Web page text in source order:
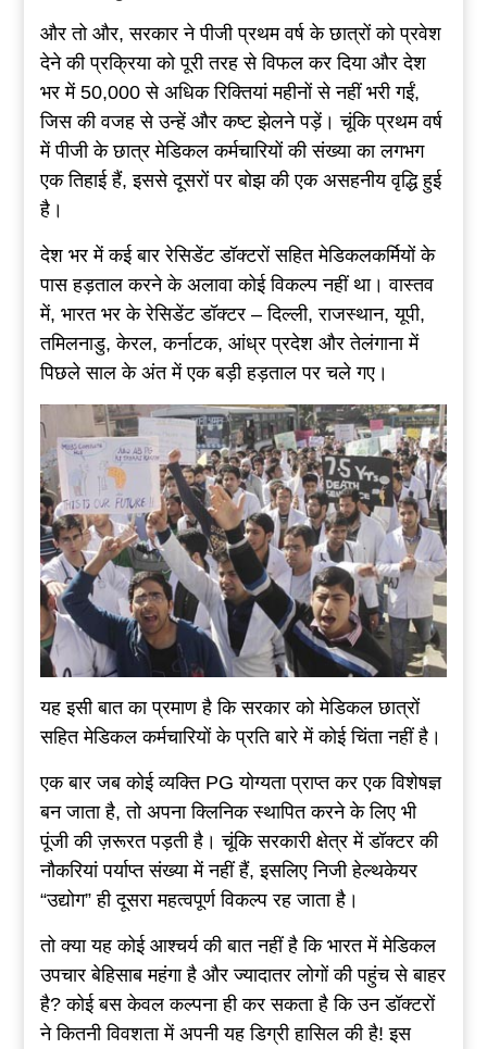
और तो और, सरकार ने पीजी प्रथम वर्ष के छात्रों को प्रवेश
देने की प्रक्रिया को पूरी तरह से विफल कर दिया और देश
भर में 50,000 से अधिक रिक्तियां महीनों से नहीं भरी गईं,
जिस की वजह से उन्हें और कष्ट झेलने पड़ें। चूंकि प्रथम वर्ष
में पीजी के छात्र मेडिकल कर्मचारियों की संख्या का लगभग
एक तिहाई हैं, इससे दूसरों पर बोझ की एक असहनीय वृद्धि हुई
है।
देश भर में कई बार रेसिडेंट डॉक्टरों सहित मेडिकलकर्मियों के
पास हड़ताल करने के अलावा कोई विकल्प नहीं था। वास्तव
में, भारत भर के रेसिडेंट डॉक्टर – दिल्ली, राजस्थान, यूपी,
तमिलनाडु, केरल, कर्नाटक, आंध्र प्रदेश और तेलंगाना में
पिछले साल के अंत में एक बड़ी हड़ताल पर चले गए।
यह इसी बात का प्रमाण है कि सरकार को मेडिकल छात्रों
सहित मेडिकल कर्मचारियों के प्रति बारे में कोई चिंता नहीं है।
एक बार जब कोई व्यक्ति PG योग्यता प्राप्त कर एक विशेषज्ञ
बन जाता है, तो अपना क्लिनिक स्थापित करने के लिए भी
पूंजी की ज़रूरत पड़ती है। चूंकि सरकारी क्षेत्र में डॉक्टर की
नौकरियां पर्याप्त संख्या में नहीं हैं, इसलिए निजी हेल्थकेयर
“उद्योग” ही दूसरा महत्वपूर्ण विकल्प रह जाता है।
तो क्या यह कोई आश्चर्य की बात नहीं है कि भारत में मेडिकल
उपचार बेहिसाब महंगा है और ज्यादातर लोगों की पहुंच से बाहर
है? कोई बस केवल कल्पना ही कर सकता है कि उन डॉक्टरों
ने कितनी विवशता में अपनी यह डिग्री हासिल की है! इस